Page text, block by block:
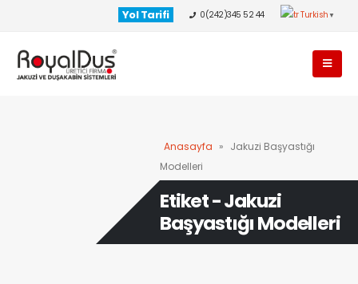
Yol Tarifi 0(242)345 52 44 Turkish ▼
Anasayfa » Jakuzi Başyastığı
Modelleri
Etiket - Jakuzi
Başyastığı Modelleri